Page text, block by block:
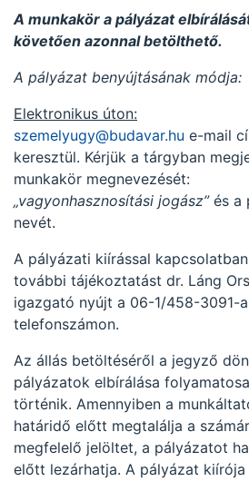
A munkakör a pályázat
követően azonnal betölthető.
A pályázat benyújtásának módja:
Elektronikus úton:
szemelyugy@budavar.hu e-mail
keresztül. Kérjük a tárgyban
munkakör megnevezését:
„vagyonhasznosítási jogász” és a
nevét.
A pályázati kiírással kapcsolatban
további tájékoztatást dr. Láng
igazgató nyújt a 06-1/458-3091-
telefonszámon.
Az állás betöltéséről a jegyző
pályázatok elbírálása
történik. Amennyiben a
határidő előtt megtalálja a
megfelelő jelöltet, a pályázatot
előtt lezárhatja. A pályázat kiírója